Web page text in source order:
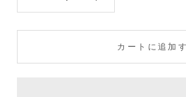
カートに追加